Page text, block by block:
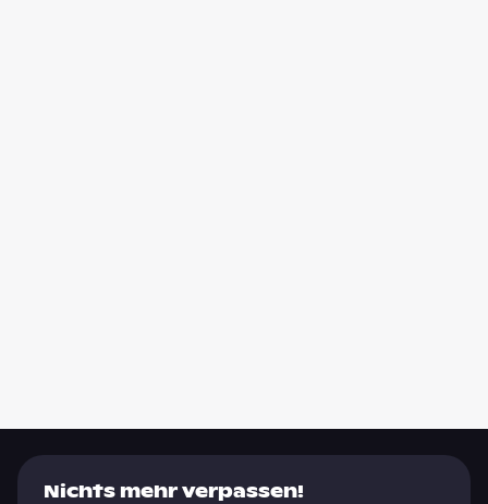
Nichts mehr verpassen!